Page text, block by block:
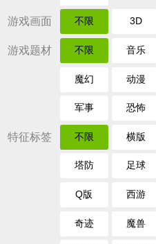
游戏画面 不限 3D
游戏题材 不限 音乐
魔幻 动漫
军事 恐怖
特征标签 不限 横版
塔防 足球
Q版 西游
奇迹 魔兽